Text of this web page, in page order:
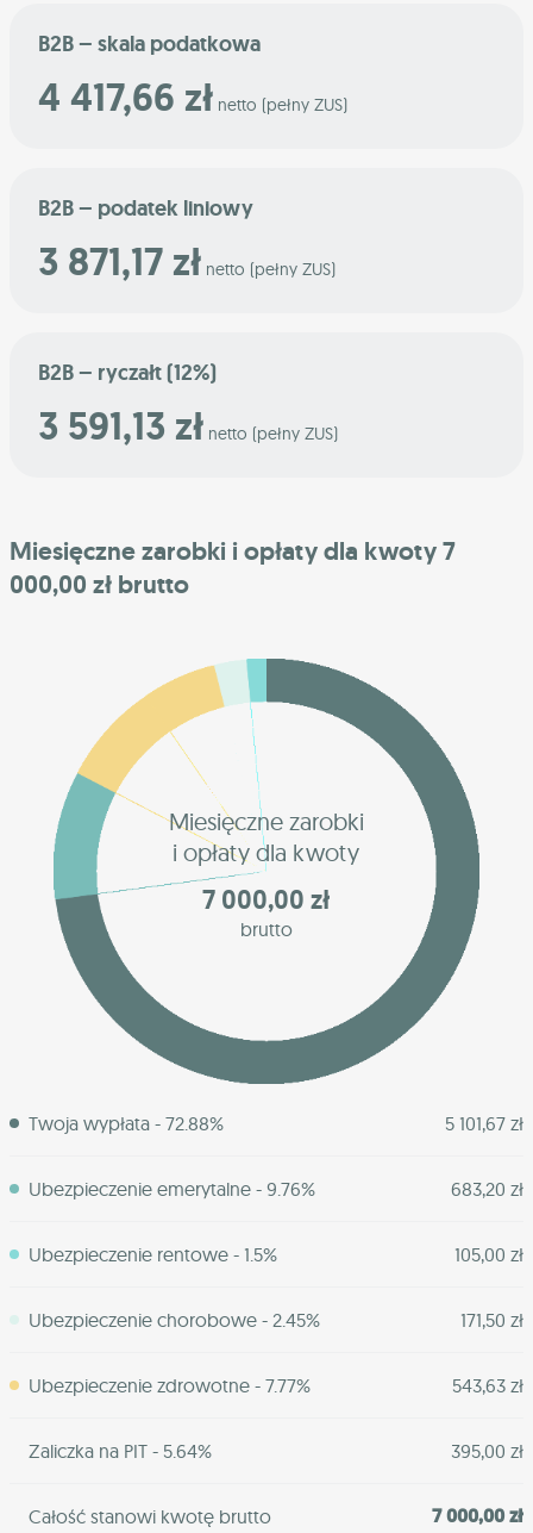
B2B – skala podatkowa
4 417,66 zł netto (pełny ZUS)
B2B – podatek liniowy
3 871,17 zł netto (pełny ZUS)
B2B – ryczałt (12%)
3 591,13 zł netto (pełny ZUS)
Miesięczne zarobki i opłaty dla kwoty 7
000,00 zł brutto
Miesięczne zarobki
i opłaty dla kwoty
7 000,00 zł
brutto
Twoja wypłata - 72.88% 5 101,67 zł
Ubezpieczenie emerytalne - 9.76% 683,20 zł
Ubezpieczenie rentowe - 1.5% 105,00 zł
Ubezpieczenie chorobowe - 2.45% 171,50 zł
Ubezpieczenie zdrowotne - 7.77% 543,63 zł
Zaliczka na PIT - 5.64% 395,00 zł
Całość stanowi kwotę brutto 7 000,00 zł